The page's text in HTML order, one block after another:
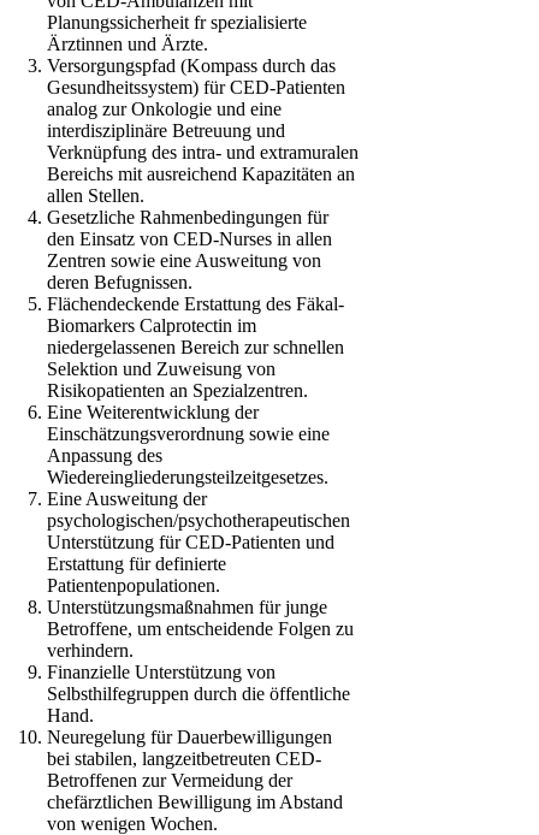
Planungssicherheit fr spezialisierte
Ärztinnen und Ärzte.
Versorgungspfad (Kompass durch das
Gesundheitssystem) für CED-Patienten
analog zur Onkologie und eine
interdisziplinäre Betreuung und
Verknüpfung des intra- und extramuralen
Bereichs mit ausreichend Kapazitäten an
allen Stellen.
Gesetzliche Rahmenbedingungen für
den Einsatz von CED-Nurses in allen
Zentren sowie eine Ausweitung von
deren Befugnissen.
Flächendeckende Erstattung des Fäkal-
Biomarkers Calprotectin im
niedergelassenen Bereich zur schnellen
Selektion und Zuweisung von
Risikopatienten an Spezialzentren.
Eine Weiterentwicklung der
Einschätzungsverordnung sowie eine
Anpassung des
Wiedereingliederungsteilzeitgesetzes.
Eine Ausweitung der
psychologischen/psychotherapeutischen
Unterstützung für CED-Patienten und
Erstattung für definierte
Patientenpopulationen.
Unterstützungsmaßnahmen für junge
Betroffene, um entscheidende Folgen zu
verhindern.
Finanzielle Unterstützung von
Selbsthilfegruppen durch die öffentliche
Hand.
Neuregelung für Dauerbewilligungen
bei stabilen, langzeitbetreuten CED-
Betroffenen zur Vermeidung der
chefärztlichen Bewilligung im Abstand
von wenigen Wochen.